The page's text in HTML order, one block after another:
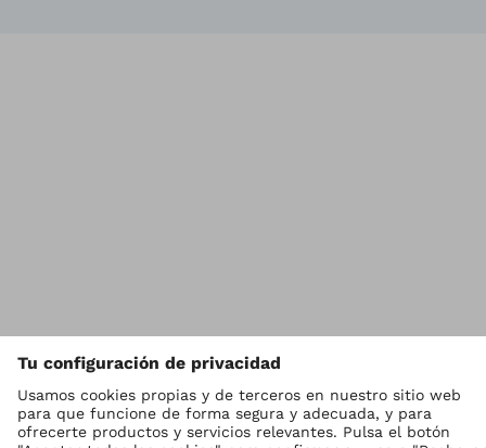
Ottobock en todo el mundo